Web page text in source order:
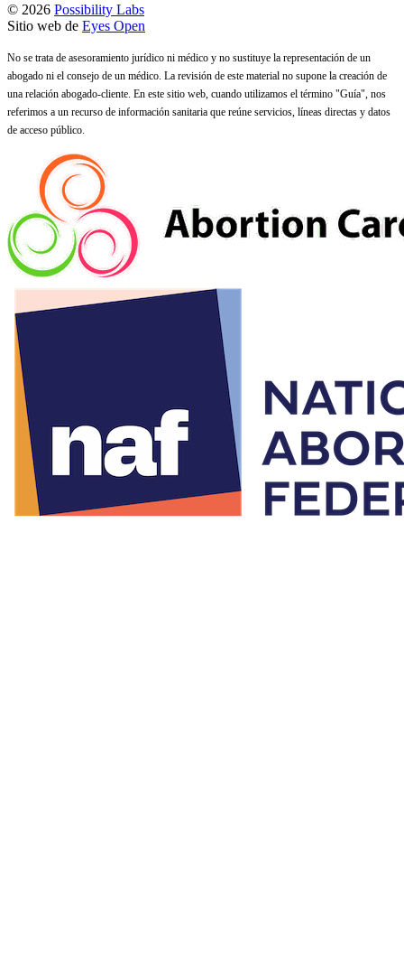
© 2026 Possibility Labs
Sitio web de Eyes Open
No se trata de asesoramiento jurídico ni médico y no sustituye la representación de un
abogado ni el consejo de un médico. La revisión de este material no supone la creación de
una relación abogado-cliente. En este sitio web, cuando utilizamos el término "Guía", nos
referimos a un recurso de información sanitaria que reúne servicios, líneas directas y datos
de acceso público.